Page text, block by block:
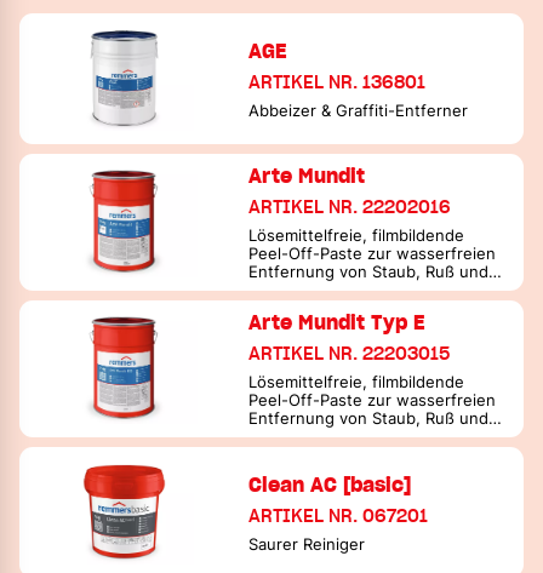
AGE
ARTIKEL NR. 136801
Abbeizer & Graffiti-Entferner
Arte Mundit
ARTIKEL NR. 22202016
Lösemittelfreie, filmbildende
Peel-Off-Paste zur wasserfreien
Entfernung von Staub, Ruß und
anderen Verunreinigungen
Arte Mundit Typ E
ARTIKEL NR. 22203015
Lösemittelfreie, filmbildende
Peel-Off-Paste zur wasserfreien
Entfernung von Staub, Ruß und
anderen Verunreinigungen
Clean AC [basic]
ARTIKEL NR. 067201
Saurer Reiniger